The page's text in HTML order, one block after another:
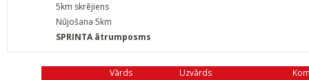
5km skrējiens
Nūjošana 5km
SPRINTA ātrumposms
Vārds Uzvārds